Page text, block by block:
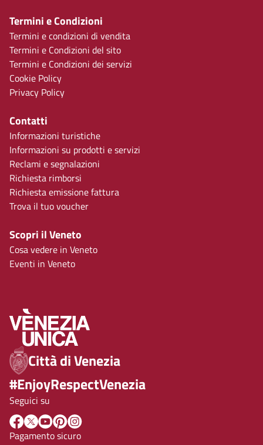
Termini e Condizioni
Termini e condizioni di vendita
Termini e Condizioni del sito
Termini e Condizioni dei servizi
Cookie Policy
Privacy Policy
Contatti
Informazioni turistiche
Informazioni su prodotti e servizi
Reclami e segnalazioni
Richiesta rimborsi
Richiesta emissione fattura
Trova il tuo voucher
Scopri il Veneto
Cosa vedere in Veneto
Eventi in Veneto
Città di Venezia
#EnjoyRespectVenezia
Seguici su
Pagamento sicuro